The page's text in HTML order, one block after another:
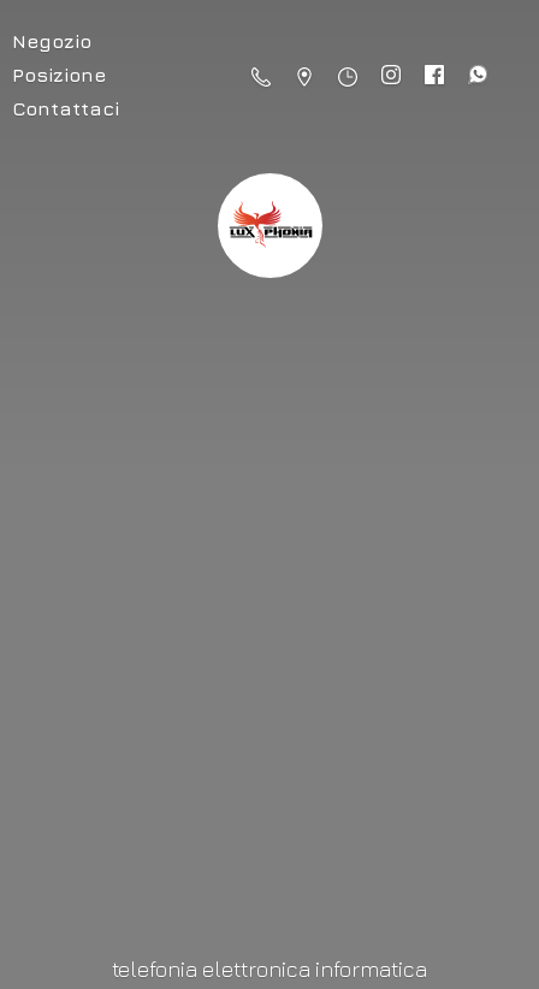
Negozio
Posizione
Contattaci
telefonia elettronica informatica